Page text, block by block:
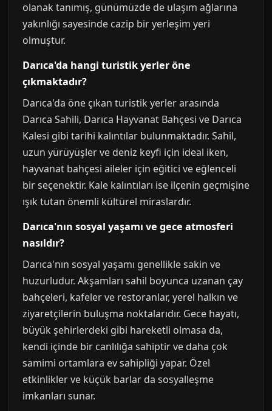
olanak tanımış, günümüzde de ulaşım ağlarına
yakınlığı sayesinde cazip bir yerleşim yeri
olmuştur.
Darıca'da hangi turistik yerler öne
çıkmaktadır?
Darıca'da öne çıkan turistik yerler arasında
Darıca Sahili, Darıca Hayvanat Bahçesi ve Darıca
Kalesi gibi tarihi kalıntılar bulunmaktadır. Sahil,
uzun yürüyüşler ve deniz keyfi için ideal iken,
hayvanat bahçesi aileler için eğitici ve eğlenceli
bir seçenektir. Kale kalıntıları ise ilçenin geçmişine
ışık tutan önemli kültürel miraslardır.
Darıca'nın sosyal yaşamı ve gece atmosferi
nasıldır?
Darıca'nın sosyal yaşamı genellikle sakin ve
huzurludur. Akşamları sahil boyunca uzanan çay
bahçeleri, kafeler ve restoranlar, yerel halkın ve
ziyaretçilerin buluşma noktalarıdır. Gece hayatı,
büyük şehirlerdeki gibi hareketli olmasa da,
kendi içinde bir canlılığa sahiptir ve daha çok
samimi ortamlara ev sahipliği yapar. Özel
etkinlikler ve küçük barlar da sosyalleşme
imkanları sunar.